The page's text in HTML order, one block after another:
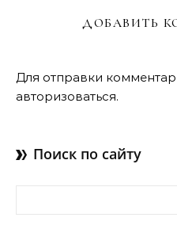
ДОБАВИТЬ
Для отправки
авторизоваться.
Поиск по сайту